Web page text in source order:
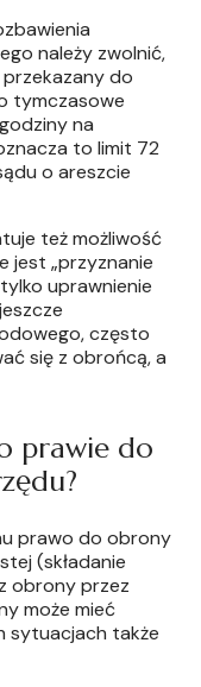
należy zwolnić,
do
tymczasowe
na
to limit 72
o areszcie
też możliwość
jest „przyznanie
uprawnienie
często
się z obrońcą, a
prawie do
prawo do obrony
(składanie
obrony przez
może mieć
sytuacjach także